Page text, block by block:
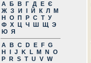
А Б В Г Д Е Є
Ж З И Й К Л
М
Н
О П Р С Т У
Ф Х Ц Ч Ш Щ Э
Ю Я
A
B C D E F G
H
J K L M N
O
P
R S T U V W